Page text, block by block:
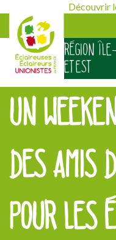
Découvrir
RÉGION
ET EST
UN
DES AMIS
POUR LES